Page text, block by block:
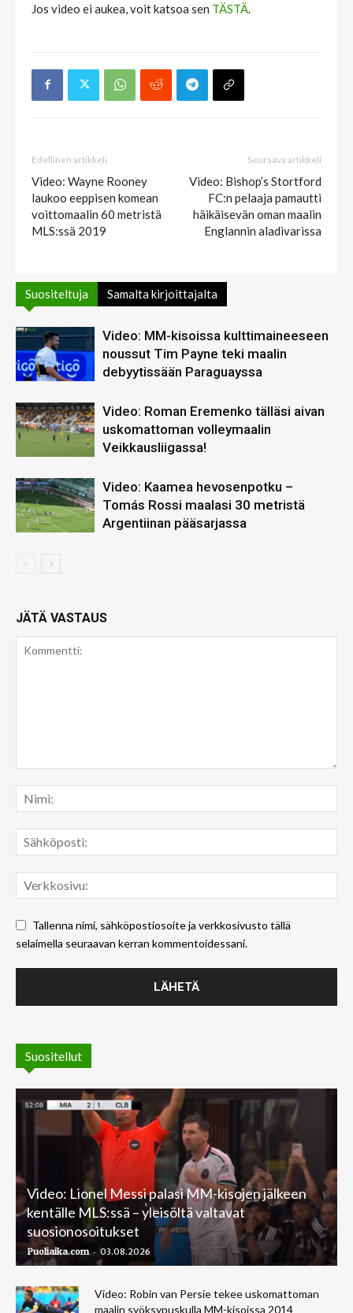
Jos video ei aukea, voit katsoa sen TÄSTÄ.
Edellinen artikkeli
Video: Wayne Rooney
laukoo eeppisen komean
voittomaalin 60 metristä
MLS:ssä 2019
Seuraava artikkeli
Video: Bishop’s Stortford
FC:n pelaaja pamautti
häikäisevän oman maalin
Englannin aladivarissa
Suositeltuja Samalta kirjoittajalta
Video: MM-kisoissa kulttimaineeseen
noussut Tim Payne teki maalin
debyytissään Paraguayssa
Video: Roman Eremenko tälläsi aivan
uskomattoman volleymaalin
Veikkausliigassa!
Video: Kaamea hevosenpotku –
Tomás Rossi maalasi 30 metristä
Argentiinan pääsarjassa
JÄTÄ VASTAUS
Tallenna nimi, sähköpostiosoite ja verkkosivusto tällä
selaimella seuraavan kerran kommentoidessani.
Suositellut
Video: Lionel Messi palasi MM-kisojen jälkeen
kentälle MLS:ssä – yleisöltä valtavat
suosionosoitukset
Puoliaika.com - 03.08.2026
Video: Robin van Persie tekee uskomattoman
maalin syöksypuskulla MM-kisoissa 2014